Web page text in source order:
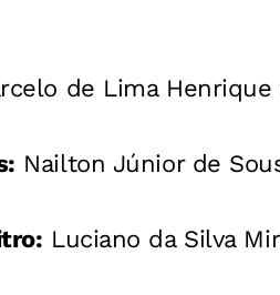
de Lima Henrique
Nailton Júnior de
Luciano da Silva